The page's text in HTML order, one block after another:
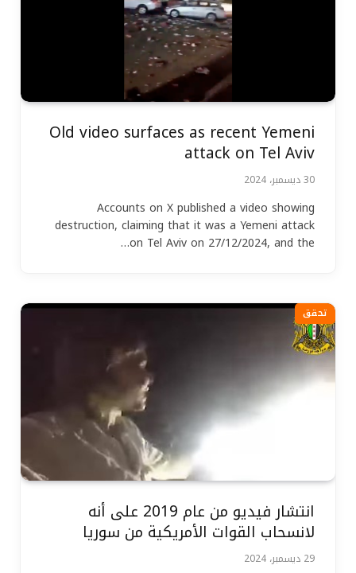
Old video surfaces as recent Yemeni
attack on Tel Aviv
30 ديسمبر، 2024
Accounts on X published a video showing
destruction, claiming that it was a Yemeni attack
on Tel Aviv on 27/12/2024, and the…
تحقق
انتشار فيديو من عام 2019 على أنه
لانسحاب القوات الأمريكية من سوريا
29 ديسمبر، 2024